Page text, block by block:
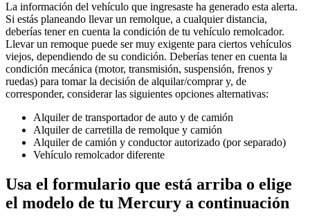
La información del vehículo que ingresaste ha generado esta alerta.
Si estás planeando llevar un remolque, a cualquier distancia,
deberías tener en cuenta la condición de tu vehículo remolcador.
Llevar un remoque puede ser muy exigente para ciertos vehículos
viejos, dependiendo de su condición. Deberías tener en cuenta la
condición mecánica (motor, transmisión, suspensión, frenos y
ruedas) para tomar la decisión de alquilar/comprar y, de
corresponder, considerar las siguientes opciones alternativas:
Alquiler de transportador de auto y de camión
Alquiler de carretilla de remolque y camión
Alquiler de camión y conductor autorizado (por separado)
Vehículo remolcador diferente
Usa el formulario que está arriba o elige
el modelo de tu Mercury a continuación